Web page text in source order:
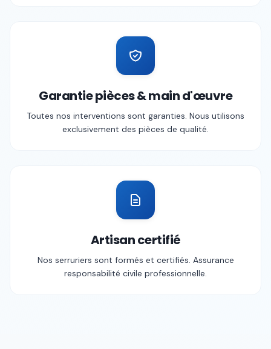
Garantie pièces & main d'œuvre
Toutes nos interventions sont garanties. Nous utilisons
exclusivement des pièces de qualité.
Artisan certifié
Nos serruriers sont formés et certifiés. Assurance
responsabilité civile professionnelle.